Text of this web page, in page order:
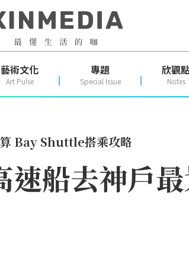
藝術文化
Art Pulse
專題
Special Issue
欣觀點
Notes
Bay Shuttle搭乘攻略
速船去神戶